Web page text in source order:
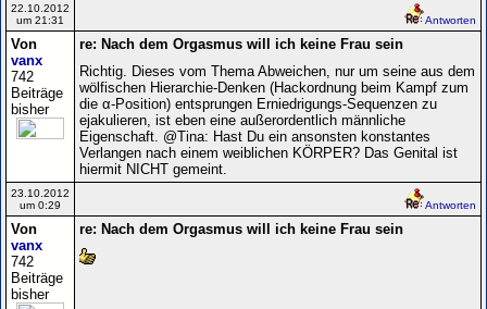
22.10.2012
um 21:31
Antworten
Von
vanx
742
Beiträge
bisher
re: Nach dem Orgasmus will ich keine Frau sein
Richtig. Dieses vom Thema Abweichen, nur um seine aus dem
wölfischen Hierarchie-Denken (Hackordnung beim Kampf zum
die α-Position) entsprungen Erniedrigungs-Sequenzen zu
ejakulieren, ist eben eine außerordentlich männliche
Eigenschaft. @Tina: Hast Du ein ansonsten konstantes
Verlangen nach einem weiblichen KÖRPER? Das Genital ist
hiermit NICHT gemeint.
23.10.2012
um 0:29
Antworten
Von
vanx
742
Beiträge
bisher
re: Nach dem Orgasmus will ich keine Frau sein